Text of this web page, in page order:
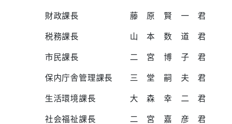
財政課長 藤 原 賢 一 君
税務課長 山 本 数 道 君
市民課長 二 宮 博 子 君
保内庁舎管理課長 三 堂 嗣 夫 君
生活環境課長 大 森 幸 二 君
社会福祉課長 二 宮 嘉 彦 君